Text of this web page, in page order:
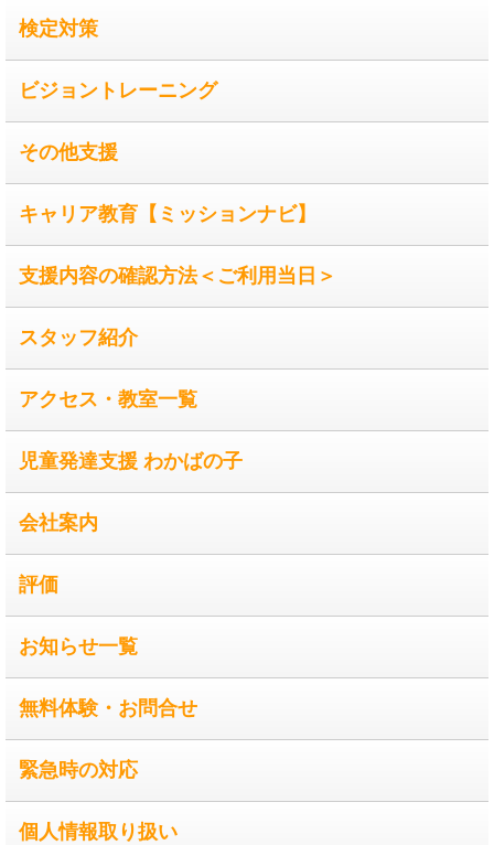
検定対策
ビジョントレーニング
その他支援
キャリア教育【ミッションナビ】
支援内容の確認方法＜ご利用当日＞
スタッフ紹介
アクセス・教室一覧
児童発達支援 わかばの子
会社案内
評価
お知らせ一覧
無料体験・お問合せ
緊急時の対応
個人情報取り扱い